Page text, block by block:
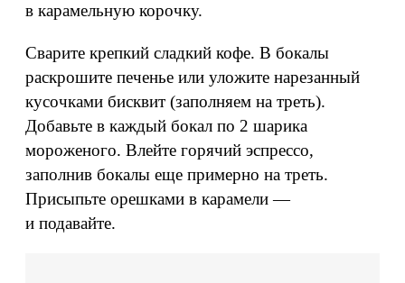
в карамельную корочку.
Сварите крепкий сладкий кофе. В бокалы
раскрошите печенье или уложите нарезанный
кусочками бисквит (заполняем на треть).
Добавьте в каждый бокал по 2 шарика
мороженого. Влейте горячий эспрессо,
заполнив бокалы еще примерно на треть.
Присыпьте орешками в карамели —
и подавайте.